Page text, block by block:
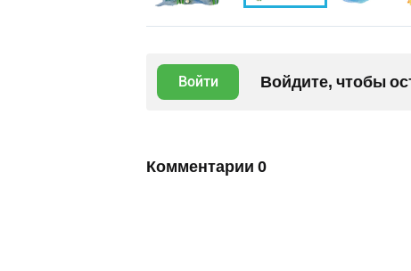
Войти Войдите, чтобы
Комментарии 0